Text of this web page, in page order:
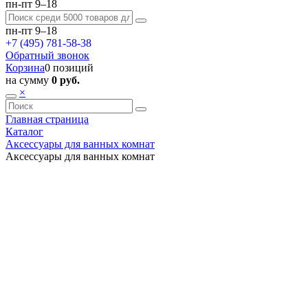
пн-пт 9–18
пн-пт 9–18
+7 (495) 781-58-38
Обратный звонок
Корзина0 позиций
на сумму 0 руб.
×
Главная страница
Каталог
Аксессуары для ванных комнат
Аксессуары для ванных комнат